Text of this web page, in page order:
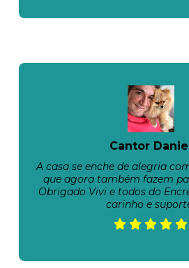
Cantor
A casa se enche de alegria
que agora também fazem
Obrigado Vivi e todos do
carinho e